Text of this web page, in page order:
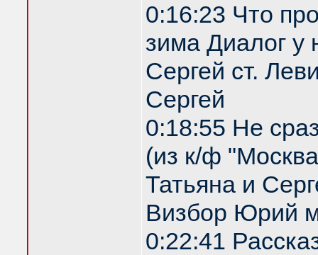
0:16:23 Что
зима Диалог у
Сергей ст.
Сергей
0:18:55 Не
(из к/ф
Татьяна и
Визбор Юрий
0:22:41